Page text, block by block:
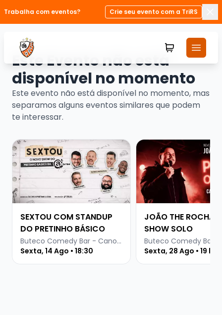
Trabalha com eventos?
Crie seu evento com a TriRS
Este Evento não está
disponível no momento
Este evento não está disponível no momento, mas
separamos alguns eventos similares que podem
te interessar.
Veja mais sobre SEXTOU COM STANDUP DO
SEXTOU COM STANDUP
DO PRETINHO BÁSICO
Buteco Comedy Bar - Canoas
Sexta, 14 Ago • 18:30
Veja mais sobre
JOÃO THE ROCHA -
SHOW SOLO
Sexta, 28 Ago • 19